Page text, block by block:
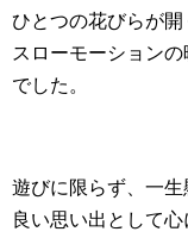
ひとつの花びらが
スローモーション
でした。
遊びに限らず、一
良い思い出として心